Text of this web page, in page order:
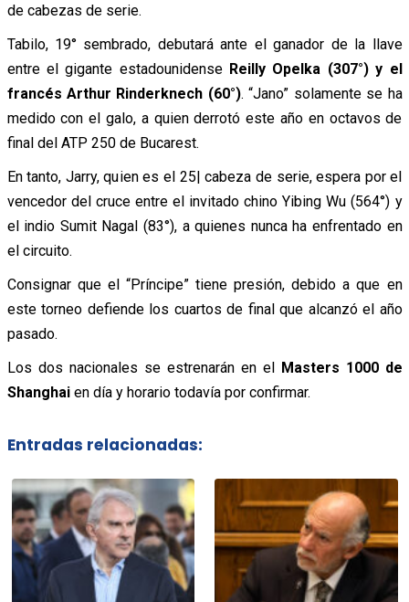
de cabezas de serie.
Tabilo, 19° sembrado, debutará ante el ganador de la llave
entre el gigante estadounidense Reilly Opelka (307°) y el
francés Arthur Rinderknech (60°). “Jano” solamente se ha
medido con el galo, a quien derrotó este año en octavos de
final del ATP 250 de Bucarest.
En tanto, Jarry, quien es el 25| cabeza de serie, espera por el
vencedor del cruce entre el invitado chino Yibing Wu (564°) y
el indio Sumit Nagal (83°), a quienes nunca ha enfrentado en
el circuito.
Consignar que el “Príncipe” tiene presión, debido a que en
este torneo defiende los cuartos de final que alcanzó el año
pasado.
Los dos nacionales se estrenarán en el Masters 1000 de
Shanghaien día y horario todavía por confirmar.
Entradas relacionadas: